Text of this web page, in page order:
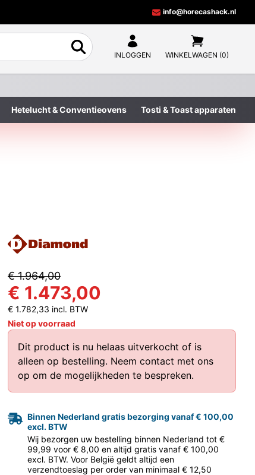
info@horecashack.nl
INLOGGEN WINKELWAGEN (0)
Hetelucht & Conventieovens Tosti & Toast apparaten
volgende
€ 1.964,00
€ 1.473,00
€ 1.782,33 incl. BTW
Niet op voorraad
Dit product is nu helaas uitverkocht of is
alleen op bestelling. Neem contact met ons
op om de mogelijkheden te bespreken.
Binnen Nederland gratis bezorging vanaf € 100,00
excl. BTW
Wij bezorgen uw bestelling binnen Nederland tot €
99,99 voor € 8,00 en altijd gratis vanaf € 100,00
excl. BTW. Voor België geldt altijd een
verzendtoeslag per order van minimaal € 12,50